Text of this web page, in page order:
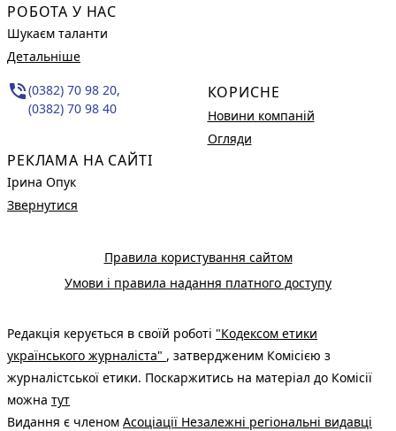
РОБОТА У НАС
Шукаєм таланти
Детальніше
phone_in_talk(0382) 70 98 20,
(0382) 70 98 40
РЕКЛАМА НА САЙТІ
Ірина Опук
Звернутися
КОРИСНЕ
Новини компаній
Огляди
Правила користування сайтом
Умови і правила надання платного доступу
Редакція керується в своїй роботі "Кодексом етики
українського журналіста" , затвердженим Комісією з
журналістської етики. Поскаржитись на матеріал до Комісії
можна тут
Видання є членом Асоціації Незалежні регіональні видавці